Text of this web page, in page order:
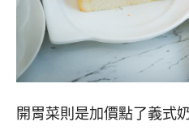
開胃菜則是加價點了義式